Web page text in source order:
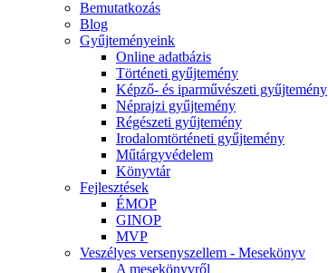
Bemutatkozás
Blog
Gyűjteményeink
Online adatbázis
Történeti gyűjtemény
Képző- és iparművészeti gyűjtemény
Néprajzi gyűjtemény
Régészeti gyűjtemény
Irodalomtörténeti gyűjtemény
Műtárgyvédelem
Könyvtár
Fejlesztések
ÉMOP
GINOP
MVP
Veszélyes versenyszellem - Mesekönyv
A mesekönyvről